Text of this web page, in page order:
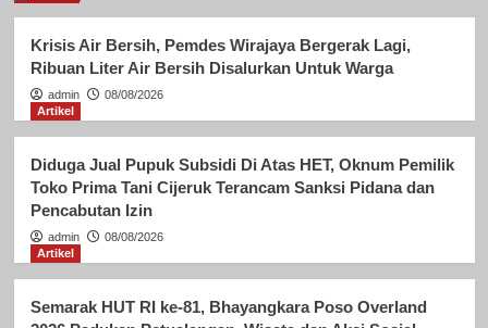
Krisis Air Bersih, Pemdes Wirajaya Bergerak Lagi,
Ribuan Liter Air Bersih Disalurkan Untuk Warga
admin
08/08/2026
Artikel
Diduga Jual Pupuk Subsidi Di Atas HET, Oknum Pemilik
Toko Prima Tani Cijeruk Terancam Sanksi Pidana dan
Pencabutan Izin
admin
08/08/2026
Artikel
Semarak HUT RI ke-81, Bhayangkara Poso Overland